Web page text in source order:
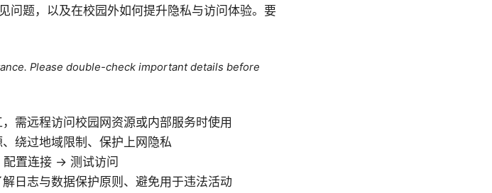
问题，以及在校园外如何提升隐私与访问体验。要
Please double-check important details before
需远程访问校园网资源或内部服务时使用
绕过地域限制、保护上网隐私
置连接 -> 测试访问
日志与数据保护原则、避免用于违法活动